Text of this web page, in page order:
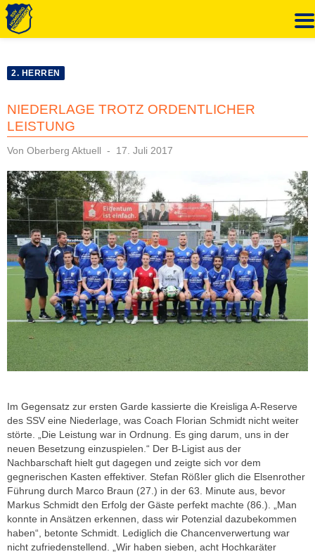
Inhalt
2. HERREN
NIEDERLAGE TROTZ ORDENTLICHER
LEISTUNG
Von Oberberg Aktuell
Veröffentlicht
17. Juli 2017
Im Gegensatz zur ersten Garde kassierte die Kreisliga A-Reserve
des SSV eine Niederlage, was Coach Florian Schmidt nicht weiter
störte. „Die Leistung war in Ordnung. Es ging darum, uns in der
neuen Besetzung einzuspielen.“ Der B-Ligist aus der
Nachbarschaft hielt gut dagegen und zeigte sich vor dem
gegnerischen Kasten effektiver. Stefan Rößler glich die Elsenrother
Führung durch Marco Braun (27.) in der 63. Minute aus, bevor
Markus Schmidt den Erfolg der Gäste perfekt machte (86.). „Man
konnte in Ansätzen erkennen, dass wir Potenzial dazubekommen
haben“, betonte Schmidt. Lediglich die Chancenverwertung war
nicht zufriedenstellend. „Wir haben sieben, acht Hochkaräter